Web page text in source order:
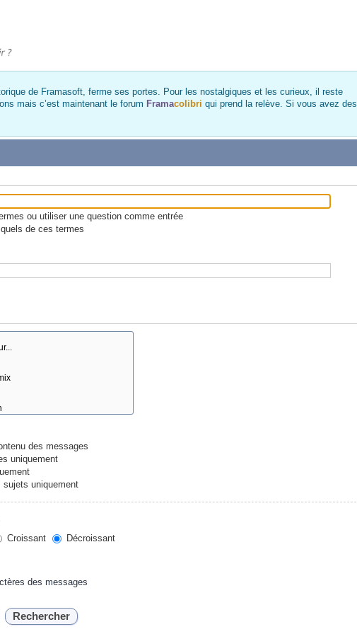
de Framasoft, ferme ses portes. Pour les nostalgiques et les curieux, il reste
mais c’est maintenant le forum Framacolibri qui prend la relève. Si vous avez des
ou utiliser une question comme entrée
de ces termes
des messages
uniquement
sujets uniquement
Croissant
Décroissant
des messages